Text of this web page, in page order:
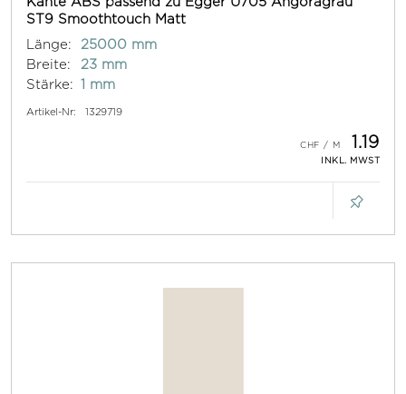
ST9 Smoothtouch Matt
Länge:
25000 mm
Breite:
23 mm
Stärke: 1 mm
Artikel-Nr: 1329719
1.19
INKL. MWST